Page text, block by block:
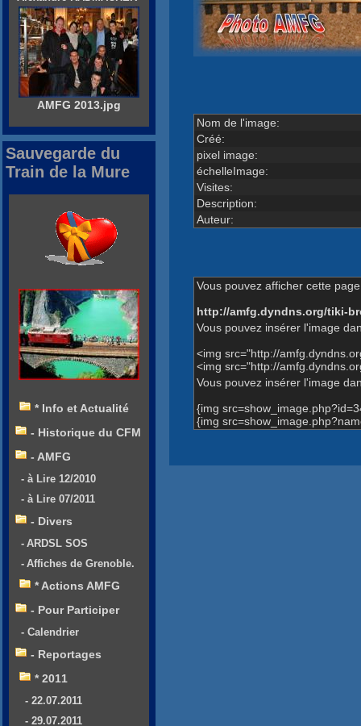
Nom de l'image:
Créé:
pixel image:
échelleImage:
Visites:
Description:
Auteur:
Vous pouvez afficher cette
http://amfg.dyndns.org/tiki-
Vous pouvez insérer l'image
<img src="http://
<img src="http://
Vous pouvez insérer l'image
{img
{img
AMFG 2013.jpg
Sauvegarde du
Train de la Mure
* Info et Actualité
- Historique du CFM
- AMFG
- à Lire 12/2010
- à Lire 07/2011
- Divers
- ARDSL SOS
- Affiches de Grenoble.
* Actions AMFG
- Pour Participer
- Calendrier
- Reportages
* 2011
- 22.07.2011
- 29.07.2011